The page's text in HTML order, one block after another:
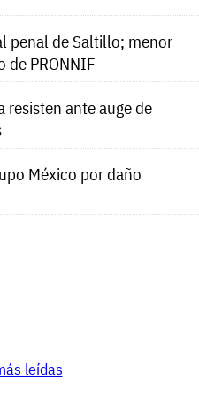
penal de Saltillo; menor
de PRONNIF
resisten ante auge de
México por daño
leídas